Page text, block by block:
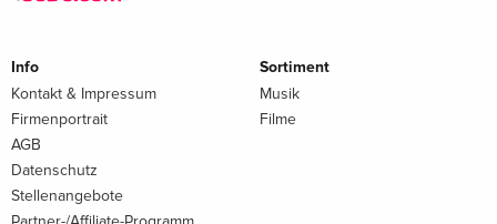
Info
Kontakt & Impressum
Firmenportrait
AGB
Datenschutz
Stellenangebote
Sortiment
Musik
Filme